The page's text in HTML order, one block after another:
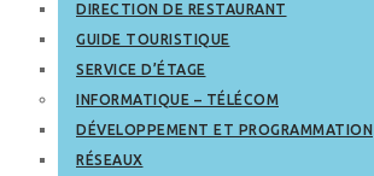
DIRECTION DE RESTAURANT
GUIDE TOURISTIQUE
SERVICE D’ÉTAGE
INFORMATIQUE – TÉLÉCOM
DÉVELOPPEMENT ET PROGRAMMATION
RÉSEAUX